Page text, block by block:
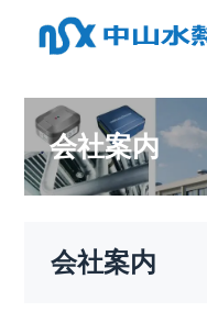
会社案内
会社案内